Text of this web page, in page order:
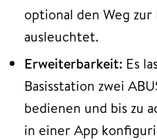
optional den Weg
ausleuchtet.
Erweiterbarkeit: Es
Basisstation zwei
bedienen und bis zu
in einer App